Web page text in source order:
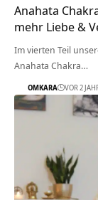
Anahata
mehr Liebe &
Im vierten Teil
Anahata Chakra…
OMKARA VOR 2